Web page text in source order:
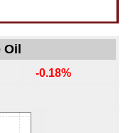
Oil
-0.18%